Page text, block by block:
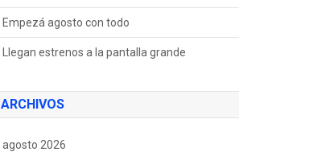
Empezá agosto con todo
Llegan estrenos a la pantalla grande
ARCHIVOS
agosto 2026